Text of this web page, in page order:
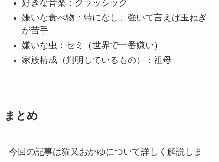
好きな音楽：クラッシック
嫌いな食べ物：特になし。強いて言えば玉ねぎ
が苦手
嫌いな虫：セミ（世界で一番嫌い）
家族構成（判明しているもの）：祖母
まとめ
今回の記事は猫又おかゆについて詳しく解説しま